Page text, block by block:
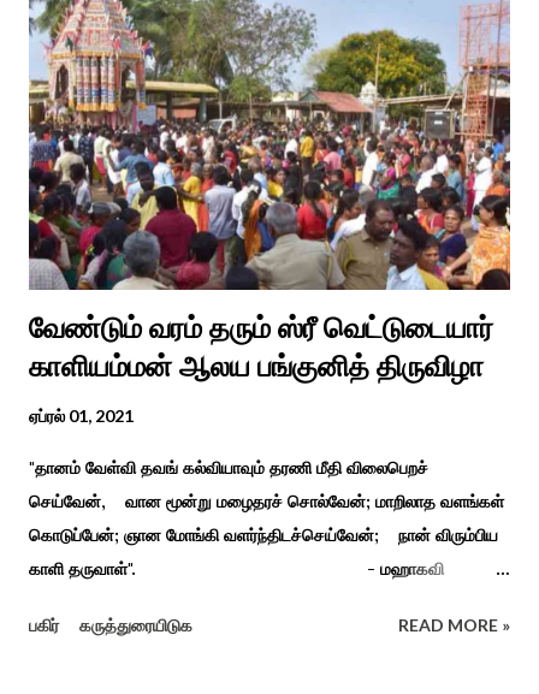
வேண்டும் வரம் தரும் ஸ்ரீ வெட்டுடையார்
காளியம்மன் ஆலய பங்குனித் திருவிழா
ஏப்ரல் 01, 2021
"தானம் வேள்வி தவங் கல்வியாவும் தரணி மீதி விலைபெறச்
செய்வேன், வான மூன்று மழைதரச் சொல்வேன்; மாறிலாத வளங்கள்
கொடுப்பேன்; ஞான மோங்கி வளர்ந்திடச்செய்வேன்; நான் விரும்பிய
காளி தருவாள்". - மஹாகவி
கொல்லங்குடி கிராம பக்தரின் கனவில் அய்யனார் தோன்றி
பகிர் கருத்துரையிடுக READ MORE »